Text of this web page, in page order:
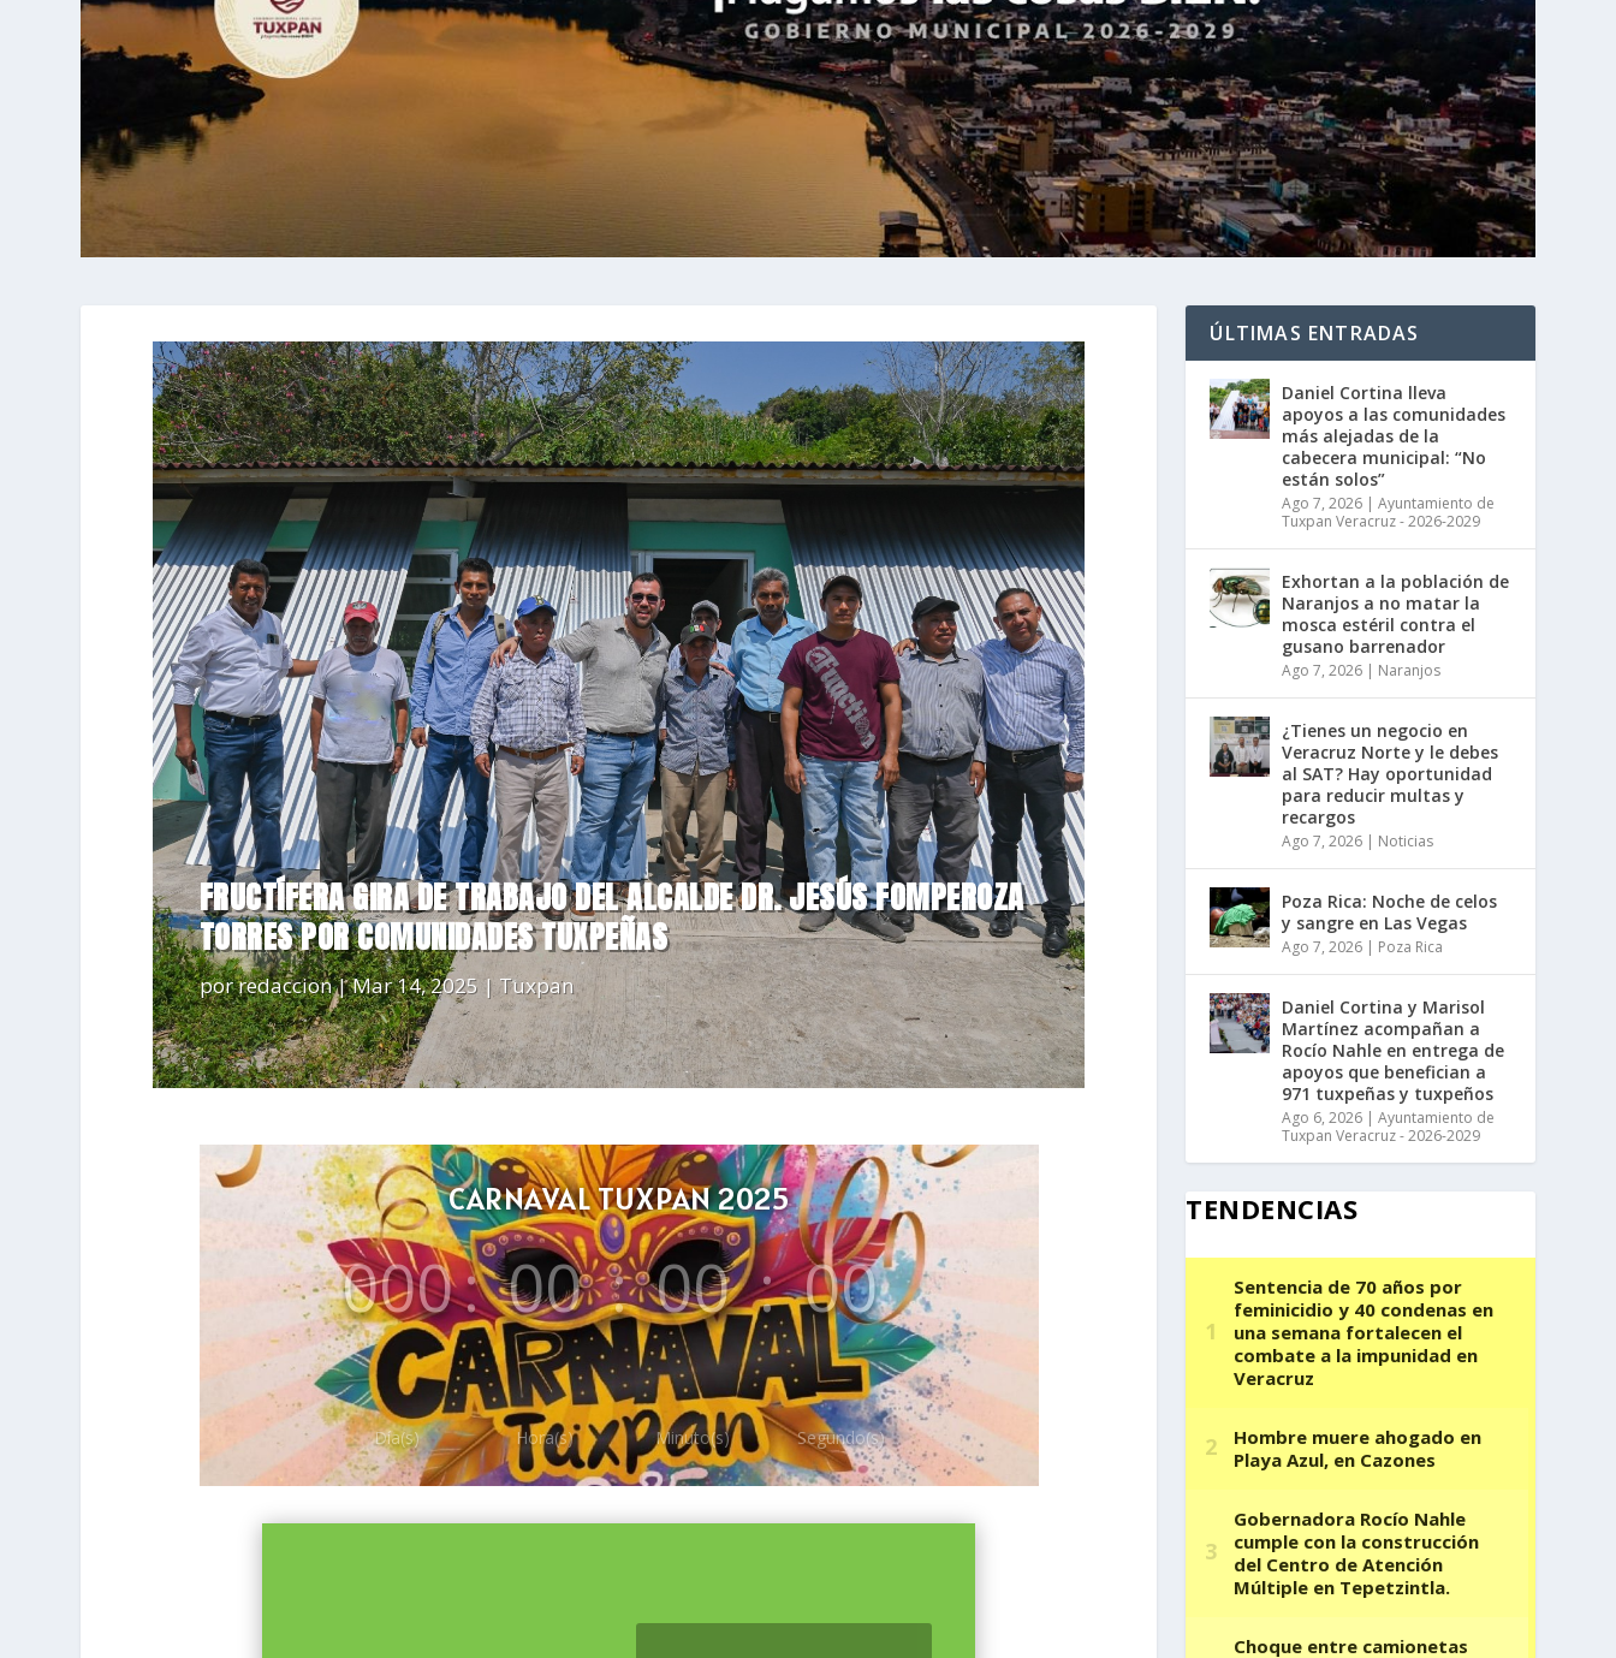
FRUCTÍFERA GIRA DE TRABAJO DEL ALCALDE DR. JESÚS FOMPEROZA
TORRES POR COMUNIDADES TUXPEÑAS
porredaccion|Mar 14, 2025 |Tuxpan
CARNAVAL TUXPAN 2025
000
Día(s)
: 00
Hora(s)
: 00
Minuto(s)
: 00
Segundo(s)
ÚLTIMAS ENTRADAS
Daniel Cortina lleva
apoyos a las comunidades
más alejadas de la
cabecera municipal: “No
están solos”
Ago 7, 2026 |Ayuntamiento de
Tuxpan Veracruz - 2026-2029
Exhortan a la población de
Naranjos a no matar la
mosca estéril contra el
gusano barrenador
Ago 7, 2026 | Naranjos
¿Tienes un negocio en
Veracruz Norte y le debes
al SAT? Hay oportunidad
para reducir multas y
recargos
Ago 7, 2026 | Noticias
Poza Rica: Noche de celos
y sangre en Las Vegas
Ago 7, 2026 | Poza Rica
Daniel Cortina y Marisol
Martínez acompañan a
Rocío Nahle en entrega de
apoyos que benefician a
971 tuxpeñas y tuxpeños
Ago 6, 2026 |Ayuntamiento de
Tuxpan Veracruz - 2026-2029
TENDENCIAS